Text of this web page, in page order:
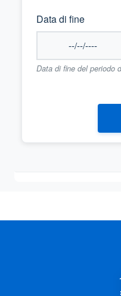
Data di fine
Data di fine del periodo